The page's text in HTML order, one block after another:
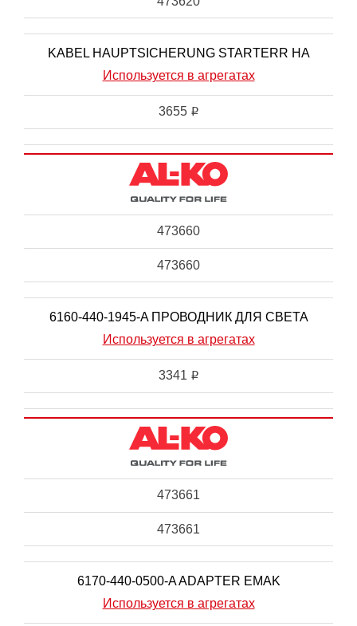
KABEL HAUPTSICHERUNG STARTERR HA
Используется в агрегатах
3655 i
473660
473660
6160-440-1945-A ПРОВОДНИК ДЛЯ СВЕТА
Используется в агрегатах
3341 i
473661
473661
6170-440-0500-A ADAPTER EMAK
Используется в агрегатах